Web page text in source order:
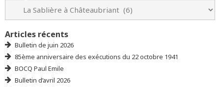
Articles récents
Bulletin de juin 2026
85ème anniversaire des exécutions du 22 octobre 1941
BOCQ Paul Emile
Bulletin d’avril 2026